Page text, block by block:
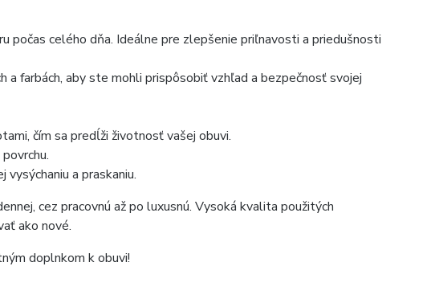
počas celého dňa. Ideálne pre zlepšenie priľnavosti a priedušnosti
a farbách, aby ste mohli prispôsobiť vzhľad a bezpečnosť svojej
čím sa predĺži životnosť vašej obuvi.
vysýchaniu a praskaniu.
cez pracovnú až po luxusnú. Vysoká kvalita použitých
ako nové.
doplnkom k obuvi!